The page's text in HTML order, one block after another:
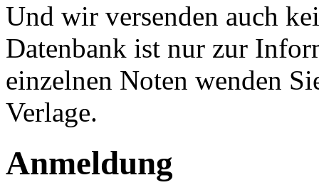
Und wir versenden auch
Datenbank ist nur zur
einzelnen Noten wenden
Verlage.
Anmeldung